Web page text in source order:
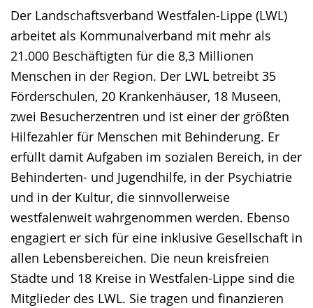
Der Landschaftsverband Westfalen-Lippe (LWL)
arbeitet als Kommunalverband mit mehr als
21.000 Beschäftigten für die 8,3 Millionen
Menschen in der Region. Der LWL betreibt 35
Förderschulen, 20 Krankenhäuser, 18 Museen,
zwei Besucherzentren und ist einer der größten
Hilfezahler für Menschen mit Behinderung. Er
erfüllt damit Aufgaben im sozialen Bereich, in der
Behinderten- und Jugendhilfe, in der Psychiatrie
und in der Kultur, die sinnvollerweise
westfalenweit wahrgenommen werden. Ebenso
engagiert er sich für eine inklusive Gesellschaft in
allen Lebensbereichen. Die neun kreisfreien
Städte und 18 Kreise in Westfalen-Lippe sind die
Mitglieder des LWL. Sie tragen und finanzieren